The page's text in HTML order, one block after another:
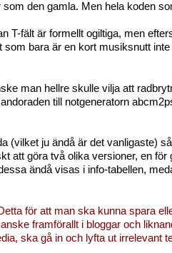
den gamla. Men hela koden
T-fält är formellt ogiltiga, men
bara är en kort musiksnutt
man hellre skulle vilja att
till notgeneratorn
(vilket ju ändå är det vanligaste)
att göra två olika versioner, en
ändå visas i info-tabellen,
för att man ska kunna spara
framförallt i bloggar och
ska gå in och lyfta ut irrelevant